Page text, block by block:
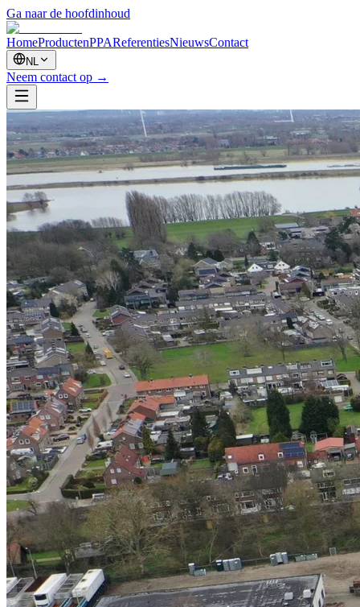
Ga naar de hoofdinhoud
HomeProductenPPAReferentiesNieuwsContact
NL
Neem contact op →